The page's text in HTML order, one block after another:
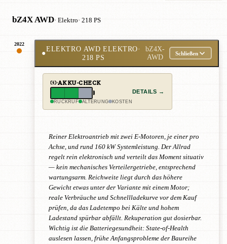
bZ4X AWD· Elektro· 218 PS
2022
●
ELEKTRO AWD ELEKTRO·
218 PS
bZ4X-
AWD
Schließen
AKKU-CHECK
RÜCKRUF ALTERUNG KOSTEN
DETAILS →
Reiner Elektroantrieb mit zwei E-Motoren, je einer pro
Achse, und rund 160 kW Systemleistung. Der Allrad
regelt rein elektronisch und verteilt das Moment situativ
— kein mechanisches Verteilergetriebe, entsprechend
wartungsarm. Reichweite liegt durch das höhere
Gewicht etwas unter der Variante mit einem Motor;
reale Verbräuche und Schnellladekurve vor dem Kauf
prüfen, da das Ladetempo bei Kälte und hohem
Ladestand spürbar abfällt. Rekuperation gut dosierbar.
Wichtig ist die Batteriegesundheit: State-of-Health
auslesen lassen, frühe Anfangsprobleme der Baureihe